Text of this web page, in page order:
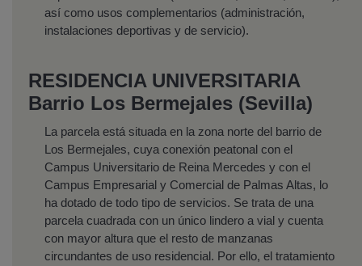
así como usos complementarios (administración,
instalaciones deportivas y de servicio).
RESIDENCIA UNIVERSITARIA
Barrio Los Bermejales (Sevilla)
La parcela está situada en la zona norte del barrio de
Los Bermejales, cuya conexión peatonal con el
Campus Universitario de Reina Mercedes y con el
Campus Empresarial y Comercial de Palmas Altas, lo
ha dotado de todo tipo de servicios. Se trata de una
parcela cuadrada con un único lindero a vial y cuenta
con mayor altura que el resto de manzanas
circundantes de uso residencial. Por ello, el tratamiento